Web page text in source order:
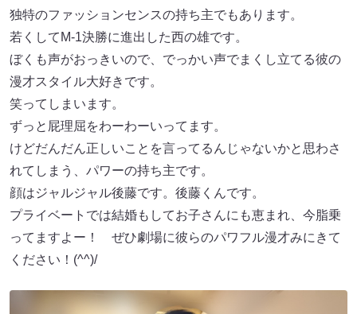
独特のファッションセンスの持ち主でもあります。
若くしてM-1決勝に進出した西の雄です。
ぼくも声がおっきいので、でっかい声でまくし立てる彼の
漫才スタイル大好きです。
笑ってしまいます。
ずっと屁理屈をわーわーいってます。
けどだんだん正しいことを言ってるんじゃないかと思わさ
れてしまう、パワーの持ち主です。
顔はジャルジャル後藤です。後藤くんです。
プライベートでは結婚もしてお子さんにも恵まれ、今脂乗
ってますよー！ ぜひ劇場に彼らのパワフル漫才みにきて
ください！(^^)/